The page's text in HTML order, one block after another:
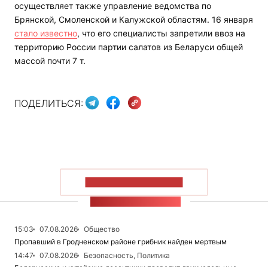
осуществляет также управление ведомства по
Брянской, Смоленской и Калужской областям. 16 января
стало известно, что его специалисты запретили ввоз на
территорию России партии салатов из Беларуси общей
массой почти 7 т.
ПОДЕЛИТЬСЯ:
15:03 07.08.2026
Общество
Пропавший в Гродненском районе грибник найден мертвым
14:47
07.08.2026
Безопасность, Политика